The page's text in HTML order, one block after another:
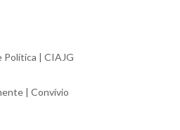
Política | CIAJG
| Convívio